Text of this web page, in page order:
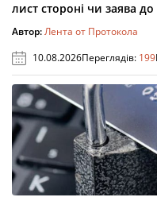
лист стороні чи заява до
Автор:Лента от Протокола
10.08.2026Переглядів: 199